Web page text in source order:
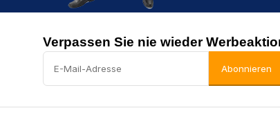
Verpassen Sie nie wieder
Abonnieren